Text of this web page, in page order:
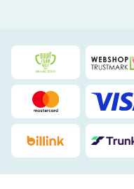
Mastercard
Billink